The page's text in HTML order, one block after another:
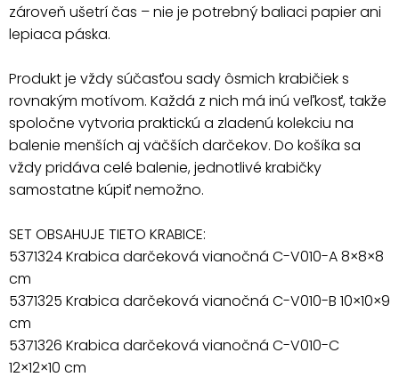
zároveň ušetrí čas – nie je potrebný baliaci papier ani
lepiaca páska.
Produkt je vždy súčasťou sady ôsmich krabičiek s
rovnakým motívom. Každá z nich má inú veľkosť, takže
spoločne vytvoria praktickú a zladenú kolekciu na
balenie menších aj väčších darčekov. Do košíka sa
vždy pridáva celé balenie, jednotlivé krabičky
samostatne kúpiť nemožno.
SET OBSAHUJE TIETO KRABICE:
5371324 Krabica darčeková vianočná C-V010-A 8×8×8
cm
5371325 Krabica darčeková vianočná C-V010-B 10×10×9
cm
5371326 Krabica darčeková vianočná C-V010-C
12×12×10 cm